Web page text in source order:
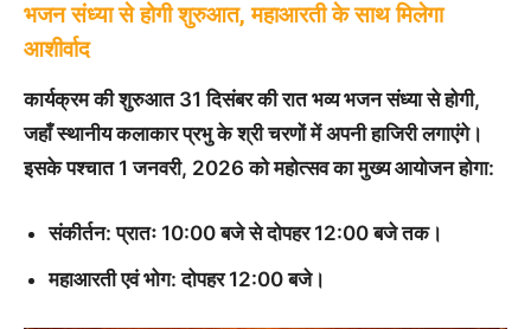
भजन संध्या से होगी शुरुआत, महाआरती के साथ मिलेगा
आशीर्वाद
कार्यक्रम की शुरुआत 31 दिसंबर की रात भव्य भजन संध्या से होगी,
जहाँ स्थानीय कलाकार प्रभु के श्री चरणों में अपनी हाजिरी लगाएंगे।
इसके पश्चात 1 जनवरी, 2026 को महोत्सव का मुख्य आयोजन होगा:
संकीर्तन: प्रातः 10:00 बजे से दोपहर 12:00 बजे तक।
महाआरती एवं भोग: दोपहर 12:00 बजे।